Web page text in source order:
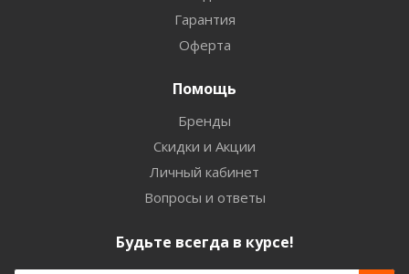
Гарантия
Оферта
Помощь
Бренды
Скидки и Акции
Личный кабинет
Вопросы и ответы
Будьте всегда в курсе!